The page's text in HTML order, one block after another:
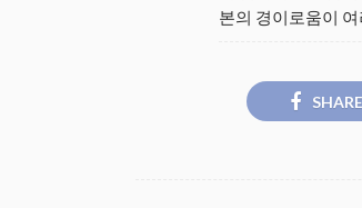
본의 경이로움이